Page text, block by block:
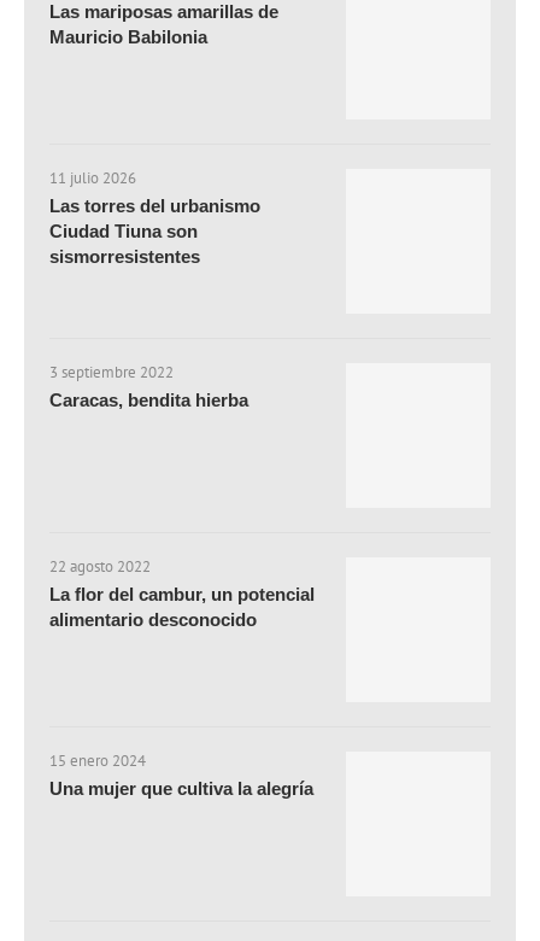
Las mariposas amarillas de
Mauricio Babilonia
11 julio 2026
Las torres del urbanismo
Ciudad Tiuna son
sismorresistentes
3 septiembre 2022
Caracas, bendita hierba
22 agosto 2022
La flor del cambur, un potencial
alimentario desconocido
15 enero 2024
Una mujer que cultiva la alegría